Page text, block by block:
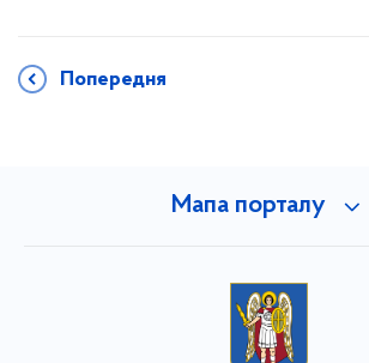
Попередня
Мапа порталу